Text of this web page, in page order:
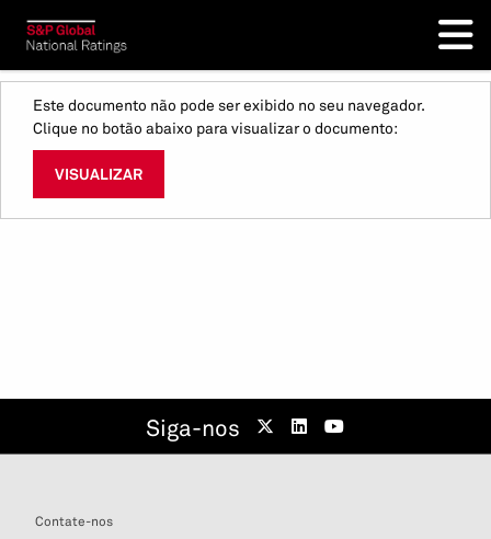
Este documento não pode ser exibido no seu navegador.
Clique no botão abaixo para visualizar o documento:
VISUALIZAR
Siga-nos
Contate-nos